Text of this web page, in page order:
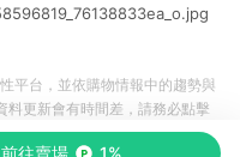
前往賣場 1%
平台，並依購物情報中的趨勢與
料更新會有時間差，請務必點擊
件，一切資訊以合作廠商網頁為